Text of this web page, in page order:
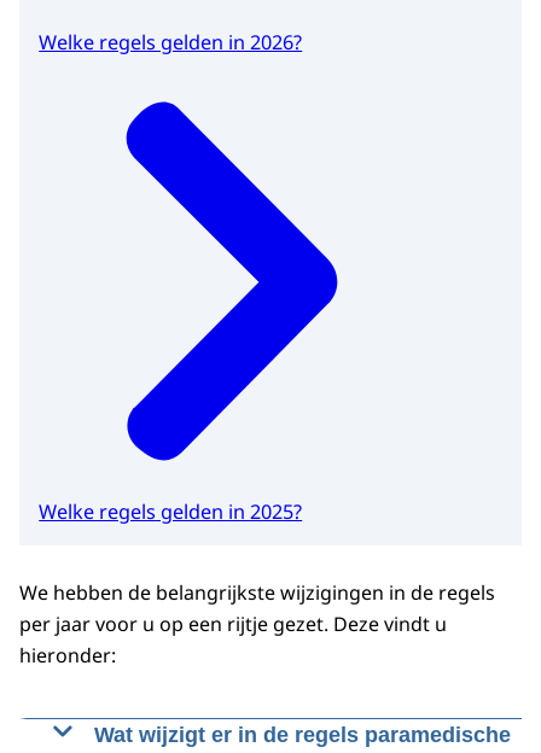
Welke regels gelden in 2026?
Welke regels gelden in 2025?
We hebben de belangrijkste wijzigingen in de regels
per jaar voor u op een rijtje gezet. Deze vindt u
hieronder:
Wat wijzigt er in de regels paramedische